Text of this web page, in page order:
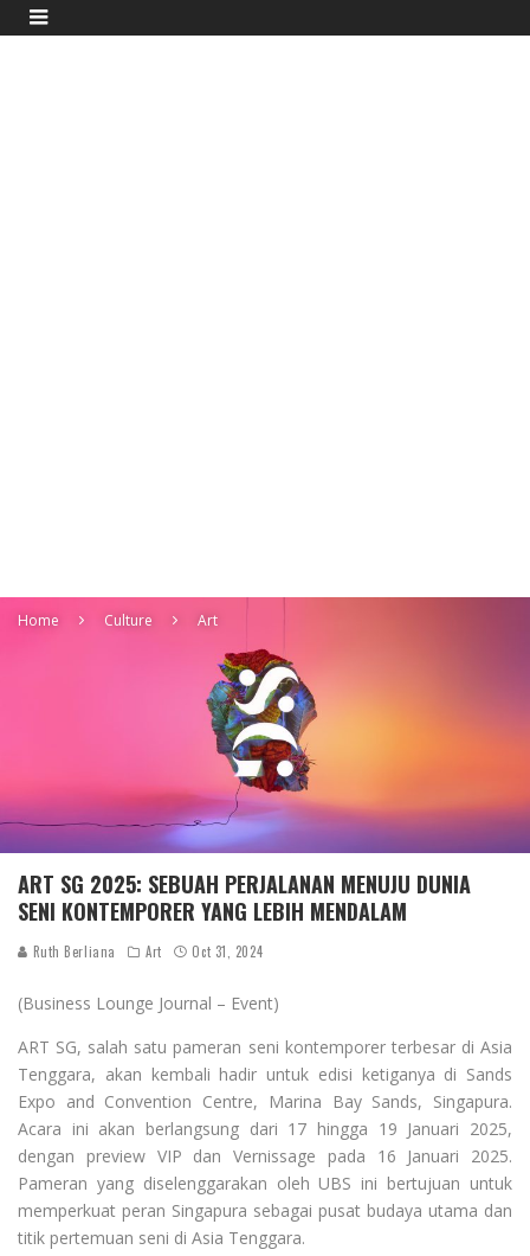
Home Culture Art
ART SG 2025: SEBUAH PERJALANAN MENUJU DUNIA
SENI KONTEMPORER YANG LEBIH MENDALAM
Ruth Berliana Art Oct 31, 2024
(Business Lounge Journal – Event)
ART SG, salah satu pameran seni kontemporer terbesar di Asia
Tenggara, akan kembali hadir untuk edisi ketiganya di Sands
Expo and Convention Centre, Marina Bay Sands, Singapura.
Acara ini akan berlangsung dari 17 hingga 19 Januari 2025,
dengan preview VIP dan Vernissage pada 16 Januari 2025.
Pameran yang diselenggarakan oleh UBS ini bertujuan untuk
memperkuat peran Singapura sebagai pusat budaya utama dan
titik pertemuan seni di Asia Tenggara.